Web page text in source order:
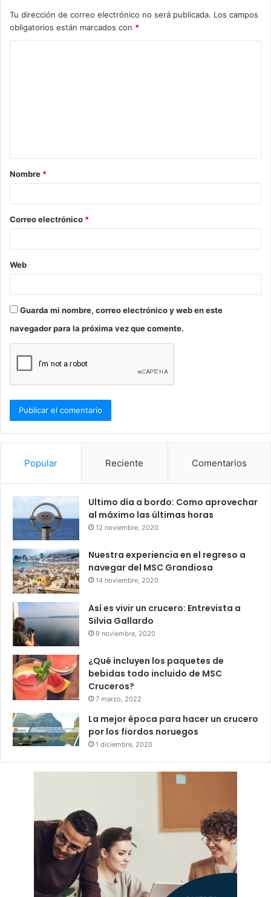
Tu dirección de correo electrónico no será publicada. Los campos
obligatorios están marcados con *
a
r
*
Nombre *
Correo electrónico *
Web
Guarda mi nombre, correo electrónico y web en este
navegador para la próxima vez que comente.
Popular Reciente Comentarios
Ultimo día a bordo: Como aprovechar
al máximo las últimas horas
12 noviembre, 2020
Nuestra experiencia en el regreso a
navegar del MSC Grandiosa
14 noviembre, 2020
Así es vivir un crucero: Entrevista a
Silvia Gallardo
9 noviembre, 2020
¿Qué incluyen los paquetes de
bebidas todo incluido de MSC
Cruceros?
7 marzo, 2022
La mejor época para hacer un crucero
por los fiordos noruegos
1 diciembre, 2020